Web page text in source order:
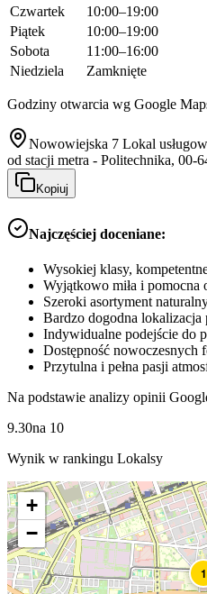
Czwartek
10:00–19:00
Piątek
10:00–19:00
Sobota
11:00–16:00
Niedziela
Zamknięte
Godziny otwarcia wg Google
Nowowiejska 7 Lokal
od stacji metra - Politechnika, 00-
Kopiuj
Najczęściej doceniane:
Wysokiej klasy,
Wyjątkowo miła i pomocna
Szeroki asortyment
Bardzo dogodna lokalizacja
Indywidualne podejście do
Dostępność nowoczesnych
Przytulna i pełna pasji
Na podstawie analizy opinii
9.30na 10
Wynik w rankingu Lokalsy
1
+
−